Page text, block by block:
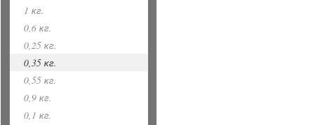
1 кг.
0,6 кг.
0,25 кг.
0,35 кг.
0,55 кг.
0,9 кг.
0,1 кг.